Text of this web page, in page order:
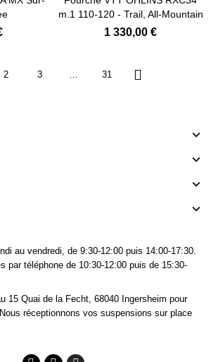
m.1 110-120 - Trail, All-Mountain
1 330,00 €
2 3 … 31
Suivant
au vendredi, de 9:30-12:00 puis 14:00-17:30.
par téléphone de 10:30-12:00 puis de 15:30-
15 Quai de la Fecht, 68040 Ingersheim pour
réceptionnons vos suspensions sur place